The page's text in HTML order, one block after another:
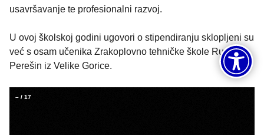
usavršavanje te profesionalni razvoj.
U ovoj školskoj godini ugovori o stipendiranju sklopljeni su
već s osam učenika Zrakoplovno tehničke škole Rudolf
Perešin iz Velike Gorice.
– / 17